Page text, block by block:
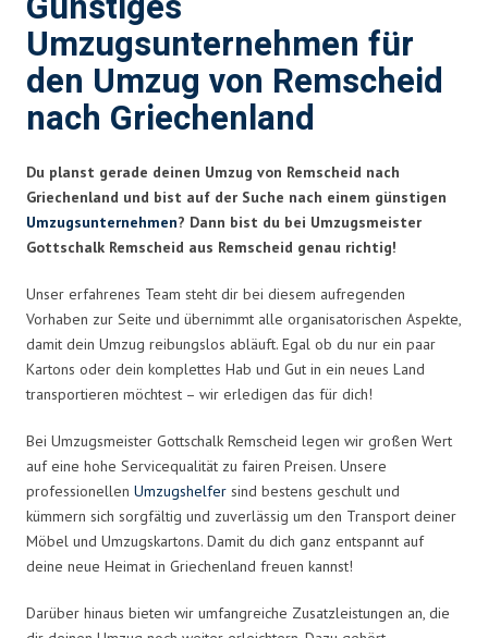
Umzugsunternehmen für
den Umzug von Remscheid
nach Griechenland
Du planst gerade deinen Umzug von Remscheid nach
Griechenland und bist auf der Suche nach einem günstigen
Umzugsunternehmen? Dann bist du bei Umzugsmeister
Gottschalk Remscheid aus Remscheid genau richtig!
Unser erfahrenes Team steht dir bei diesem aufregenden
Vorhaben zur Seite und übernimmt alle organisatorischen Aspekte,
damit dein Umzug reibungslos abläuft. Egal ob du nur ein paar
Kartons oder dein komplettes Hab und Gut in ein neues Land
transportieren möchtest – wir erledigen das für dich!
Bei Umzugsmeister Gottschalk Remscheid legen wir großen Wert
auf eine hohe Servicequalität zu fairen Preisen. Unsere
professionellen Umzugshelfer sind bestens geschult und
kümmern sich sorgfältig und zuverlässig um den Transport deiner
Möbel und Umzugskartons. Damit du dich ganz entspannt auf
deine neue Heimat in Griechenland freuen kannst!
Darüber hinaus bieten wir umfangreiche Zusatzleistungen an, die